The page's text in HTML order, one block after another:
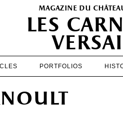
magazine du
les
PORTFOLIOS